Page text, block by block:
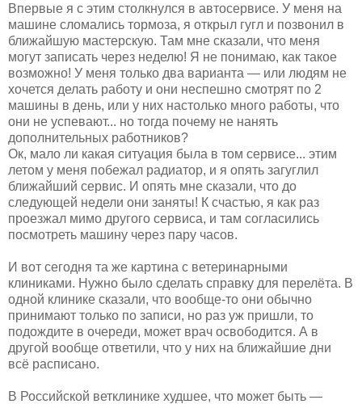
Впервые я с этим столкнулся в автосервисе. У меня на
машине сломались тормоза, я открыл гугл и позвонил в
ближайшую мастерскую. Там мне сказали, что меня
могут записать через неделю! Я не понимаю, как такое
возможно! У меня только два варианта — или людям не
хочется делать работу и они неспешно смотрят по 2
машины в день, или у них настолько много работы, что
они не успевают... но тогда почему не нанять
дополнительных работников?
Ок, мало ли какая ситуация была в том сервисе... этим
летом у меня побежал радиатор, и я опять загуглил
ближайший сервис. И опять мне сказали, что до
следующей недели они заняты! К счастью, я как раз
проезжал мимо другого сервиса, и там согласились
посмотреть машину через пару часов.
И вот сегодня та же картина с ветеринарными
клиниками. Нужно было сделать справку для перелёта. В
одной клинике сказали, что вообще-то они обычно
принимают только по записи, но раз уж пришли, то
подождите в очереди, может врач освободится. А в
другой вообще ответили, что у них на ближайшие дни
всё расписано.
В Российской ветклинике худшее, что может быть —